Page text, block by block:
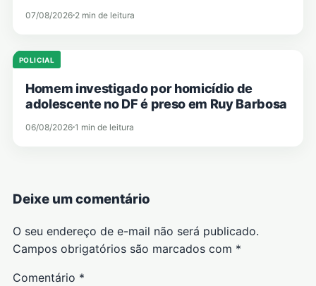
07/08/2026 2 min de leitura
POLICIAL
Homem investigado por homicídio de
adolescente no DF é preso em Ruy Barbosa
06/08/2026 1 min de leitura
Deixe um comentário
O seu endereço de e-mail não será publicado.
Campos obrigatórios são marcados com *
Comentário *